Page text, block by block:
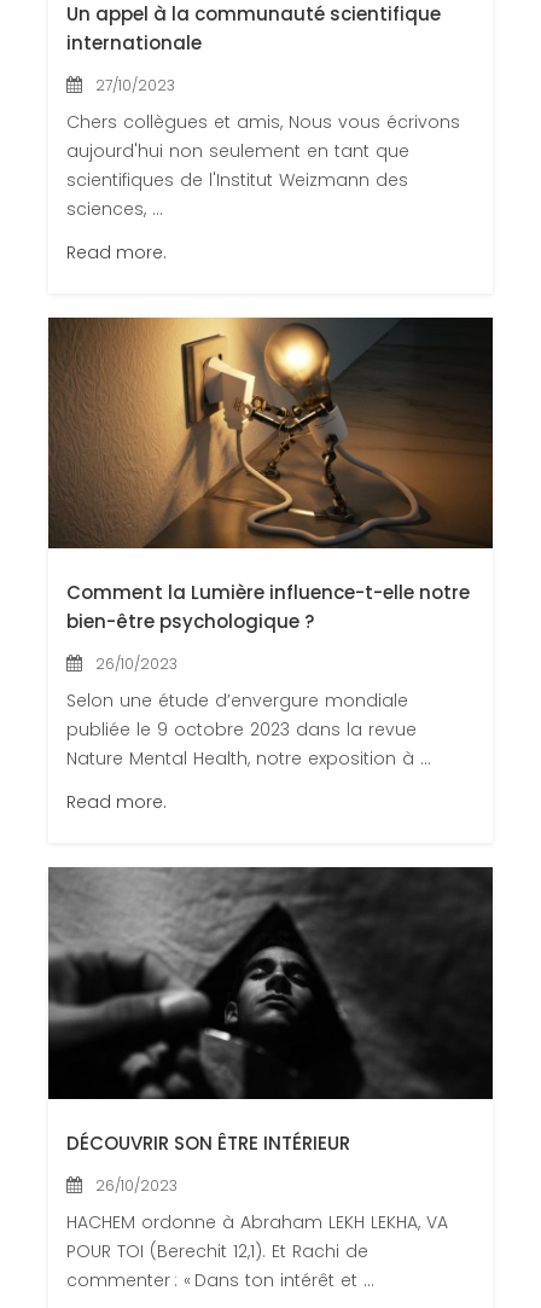
Un appel à la communauté scientifique
internationale
27/10/2023
Chers collègues et amis, Nous vous écrivons
aujourd'hui non seulement en tant que
scientifiques de l'Institut Weizmann des
sciences, ...
Read more.
Comment la Lumière influence-t-elle notre
bien-être psychologique ?
26/10/2023
Selon une étude d’envergure mondiale
publiée le 9 octobre 2023 dans la revue
Nature Mental Health, notre exposition à ...
Read more.
DÉCOUVRIR SON ÊTRE INTÉRIEUR
26/10/2023
HACHEM ordonne à Abraham LEKH LEKHA, VA
POUR TOI (Berechit 12,1). Et Rachi de
commenter : « Dans ton intérêt et ...